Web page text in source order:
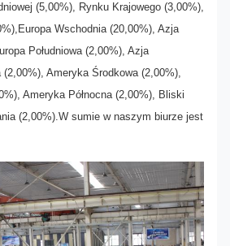
(5,00%), Rynku Krajowego (3,00%),
Wschodnia (20,00%), Azja
Południowa (2,00%), Azja
(2,00%), Ameryka Środkowa (2,00%),
Ameryka Północna (2,00%), Bliski
(2,00%).W sumie w naszym biurze jest